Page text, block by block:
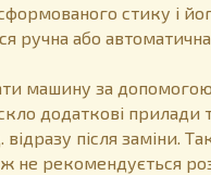
стику і
ручна або
машину за
додаткові прилади
відразу після заміни.
не рекомендується